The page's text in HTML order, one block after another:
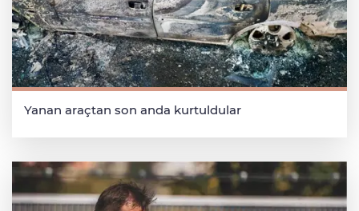
Yanan araçtan son anda kurtuldular